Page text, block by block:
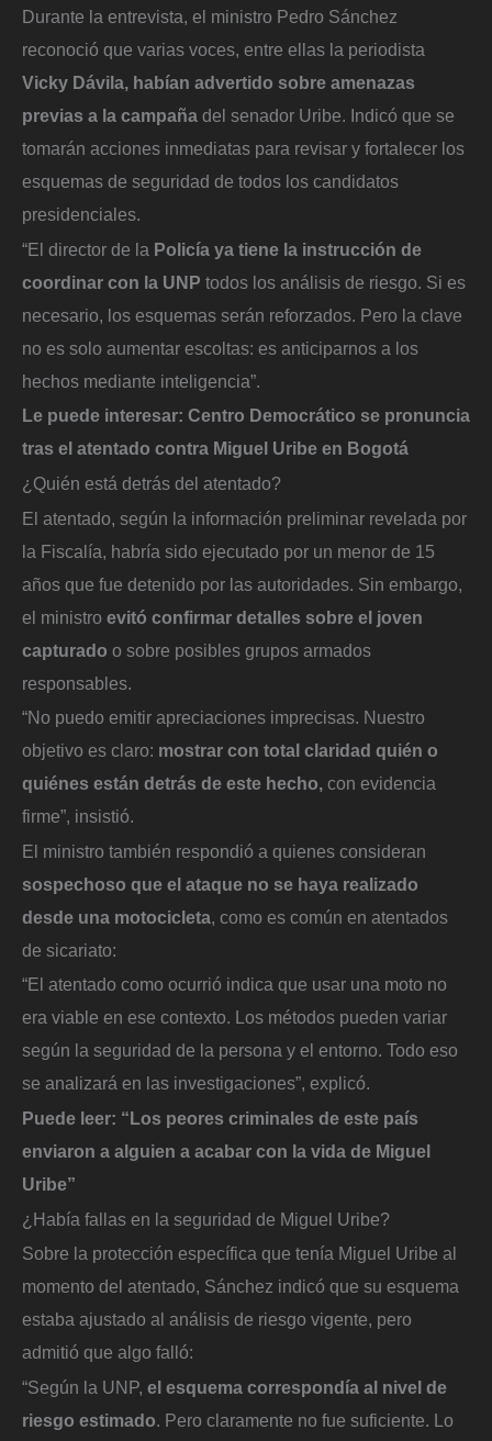
Durante la entrevista, el ministro Pedro Sánchez
reconoció que varias voces, entre ellas la periodista
Vicky Dávila, habían advertido sobre amenazas
previas a la campaña del senador Uribe. Indicó que se
tomarán acciones inmediatas para revisar y fortalecer los
esquemas de seguridad de todos los candidatos
presidenciales.
“El director de la Policía ya tiene la instrucción de
coordinar con la UNP todos los análisis de riesgo. Si es
necesario, los esquemas serán reforzados. Pero la clave
no es solo aumentar escoltas: es anticiparnos a los
hechos mediante inteligencia”.
Le puede interesar: Centro Democrático se pronuncia
tras el atentado contra Miguel Uribe en Bogotá
¿Quién está detrás del atentado?
El atentado, según la información preliminar revelada por
la Fiscalía, habría sido ejecutado por un menor de 15
años que fue detenido por las autoridades. Sin embargo,
el ministro evitó confirmar detalles sobre el joven
capturado o sobre posibles grupos armados
responsables.
“No puedo emitir apreciaciones imprecisas. Nuestro
objetivo es claro: mostrar con total claridad quién o
quiénes están detrás de este hecho, con evidencia
firme”, insistió.
El ministro también respondió a quienes consideran
sospechoso que el ataque no se haya realizado
desde una motocicleta, como es común en atentados
de sicariato:
“El atentado como ocurrió indica que usar una moto no
era viable en ese contexto. Los métodos pueden variar
según la seguridad de la persona y el entorno. Todo eso
se analizará en las investigaciones”, explicó.
Puede leer: “Los peores criminales de este país
enviaron a alguien a acabar con la vida de Miguel
Uribe”
¿Había fallas en la seguridad de Miguel Uribe?
Sobre la protección específica que tenía Miguel Uribe al
momento del atentado, Sánchez indicó que su esquema
estaba ajustado al análisis de riesgo vigente, pero
admitió que algo falló:
“Según la UNP, el esquema correspondía al nivel de
riesgo estimado. Pero claramente no fue suficiente. Lo